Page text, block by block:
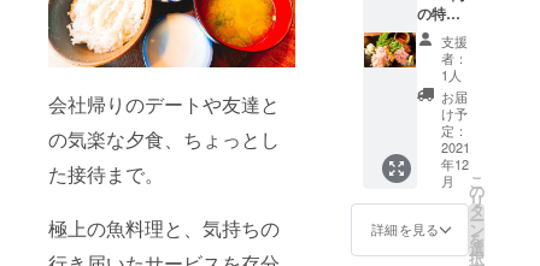
会社帰りのデートや友達と
の気楽な夕食、ちょっとし
た接待まで。
極上の魚料理と、気持ちの
化）と
させて
いただ
きま
す。
・
コース
利用券
の有効
期限：
12月1日
から
【注意
事項】
・ご
利用の
際は、
お食事
券をご
持参く
ださ
い。
食事券
の有効
付き（2
名様
分）
※複数回
に分け
てのご
利用は
不可で
す。
※2日前
までに
要予
セット
注文券
（2～3
名様
分）
※2日前
までに
要予約
※複数
回に分
けての
ご使用
の特大
マグロ
カブト
コース
をクラ
ファン
特別こ
ぼれ寿
司コー
スに！
（3名様
分） 1.
クラ
支援
者：
1人
お届
け予
定：
2021
年12
月
詳細を見る
こ
の
リ
タ
ー
ン
を
選
択